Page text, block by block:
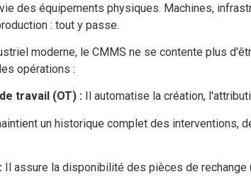
des équipements physiques. Machines,
: tout y passe.
moderne, le CMMS ne se contente plus
opérations :
travail (OT) : Il automatise la création,
un historique complet des interventions,
Il assure la disponibilité des pièces de